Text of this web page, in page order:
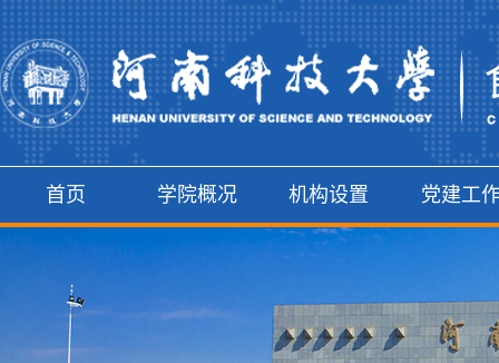
首页 学院概况 机构设置 党建工